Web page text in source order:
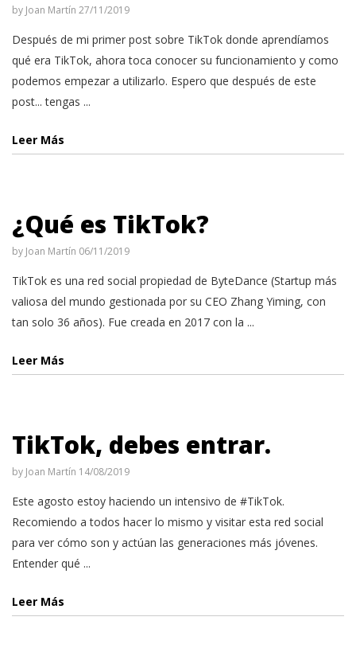
by Joan Martín 27/11/2019
Después de mi primer post sobre TikTok donde aprendíamos
qué era TikTok, ahora toca conocer su funcionamiento y como
podemos empezar a utilizarlo. Espero que después de este
post... tengas ...
Leer Más
¿Qué es TikTok?
by Joan Martín 06/11/2019
TikTok es una red social propiedad de ByteDance (Startup más
valiosa del mundo gestionada por su CEO Zhang Yiming, con
tan solo 36 años). Fue creada en 2017 con la ...
Leer Más
TikTok, debes entrar.
by Joan Martín 14/08/2019
Este agosto estoy haciendo un intensivo de #TikTok.
Recomiendo a todos hacer lo mismo y visitar esta red social
para ver cómo son y actúan las generaciones más jóvenes.
Entender qué ...
Leer Más